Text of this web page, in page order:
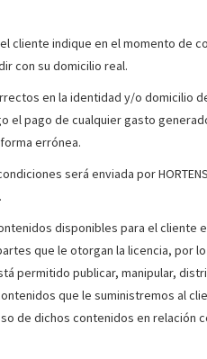
cliente indique en el momento de
con su domicilio real.
en la identidad y/o domicilio
el pago de cualquier gasto
errónea.
será enviada por
disponibles para el cliente
que le otorgan la licencia, por
permitido publicar, manipular,
que le suministremos al
de dichos contenidos en relación